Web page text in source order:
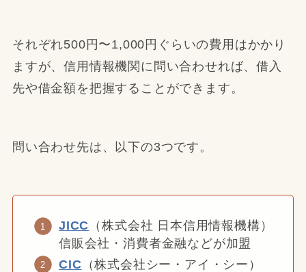
それぞれ500円〜1,000円ぐらいの費用はかかり
ますが、信用情報機関に問い合わせれば、借入
先や借金額を把握することができます。
問い合わせ先は、以下の3つです。
JICC （株式会社 日本信用情報機構）
信販会社・消費者金融などが加盟
CIC （株式会社シー・アイ・シー）